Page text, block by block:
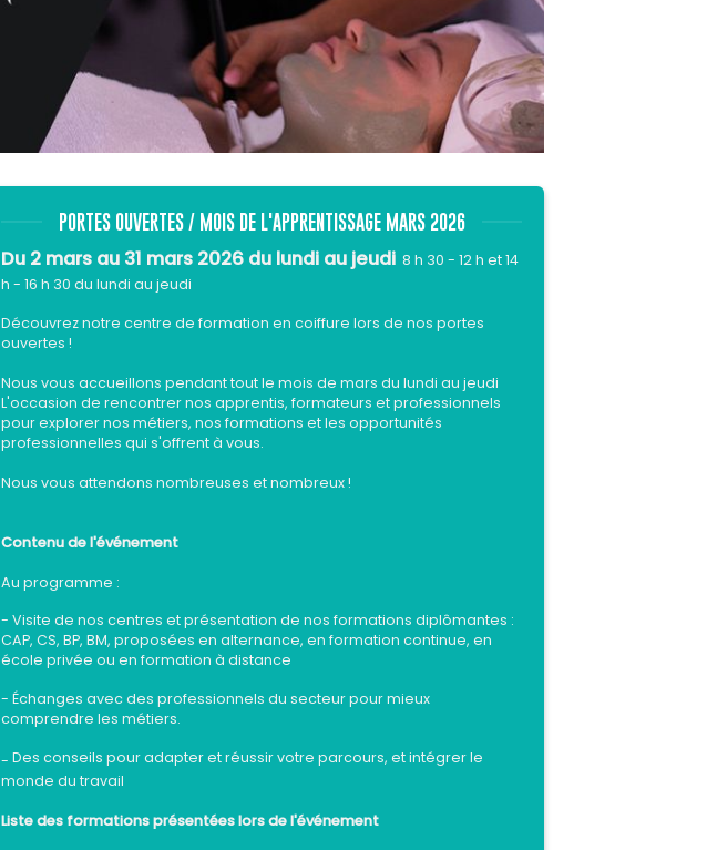
PORTES OUVERTES / MOIS DE L'APPRENTISSAGE MARS 2026
Du 2 mars au 31 mars 2026 du lundi au jeudi 8 h 30 - 12 h et 14
h - 16 h 30 du lundi au jeudi
Découvrez notre centre de formation en coiffure lors de nos portes
ouvertes !
Nous vous accueillons pendant tout le mois de mars du lundi au jeudi
L'occasion de rencontrer nos apprentis, formateurs et professionnels
pour explorer nos métiers, nos formations et les opportunités
professionnelles qui s'offrent à vous.
Nous vous attendons nombreuses et nombreux !
Contenu de l'événement
Au programme :
- Visite de nos centres et présentation de nos formations diplômantes :
CAP, CS, BP, BM, proposées en alternance, en formation continue, en
école privée ou en formation à distance
- Échanges avec des professionnels du secteur pour mieux
comprendre les métiers.
- Des conseils pour adapter et réussir votre parcours, et intégrer le
monde du travail
Liste des formations présentées lors de l'événement